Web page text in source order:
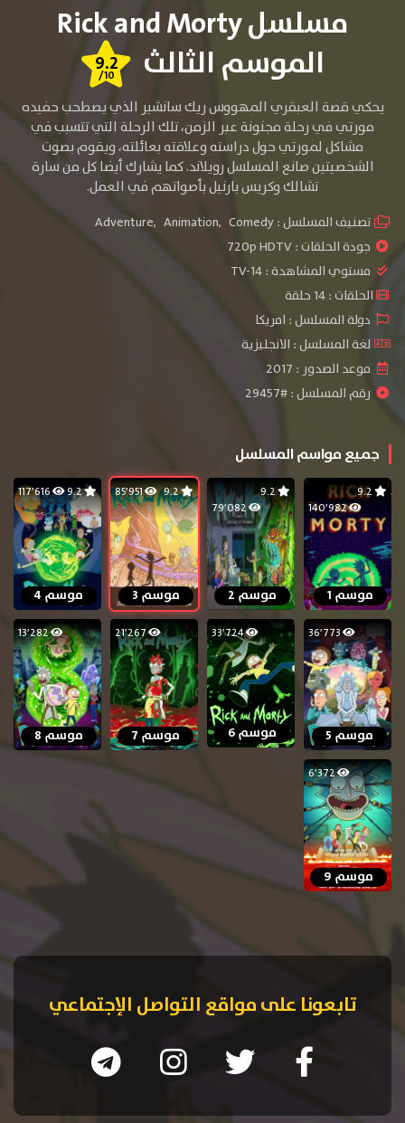
مسلسل Rick and Morty
الموسم الثالث
9.2
/10
يحكي قصة العبقري المهووس ريك سانشير الذي يصطحب حفيده
مورتي في رحلة مجنونة عبر الزمن، تلك الرحلة التي تتسبب في
مشاكل لمورتي حول دراسته وعلاقته بعائلته، ويقوم بصوت
الشخصيتين صانع المسلسل رويلاند. كما يشارك أيضا كل من سارة
تشالك وكريس بارنيل بأصواتهم في العمل.
تصنيف المسلسل : Adventure, Animation, Comedy
جودة الحلقات :720p HDTV
مستوي المشاهدة :TV-14
الحلقات : 14 حلقة
دولة المسلسل : امريكا
لغة المسلسل : الانجليزية
موعد الصدور : 2017
رقم المسلسل : #29457
جميع مواسم المسلسل
140٬982
موسم 1
9.2
79٬082
موسم 2
9.2 85٬951
موسم 3
9.2 117٬616
موسم 4
36٬773
موسم 5
33٬724
موسم 6
21٬267
موسم 7
13٬282
موسم 8
6٬372
موسم 9
تابعونا على مواقع التواصل الإجتماعي